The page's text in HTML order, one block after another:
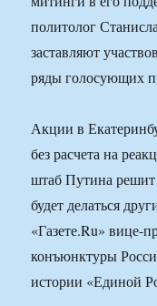
политолог
заставляют
ряды голосующих
Акции в
без расчета на
штаб Путина решит
будет делаться
«Газете.Ru» вице-
конъюнктуры
истории «Единой